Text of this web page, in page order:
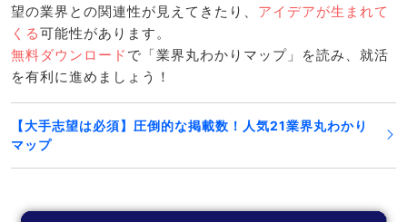
望の業界との関連性が見えてきたり、 アイデアが生まれて
くる可能性があります。
無料ダウンロード で「業界丸わかりマップ」を読み、就活
を有利に進めましょう！
【大手志望は必須】圧倒的な掲載数！人気21業界丸わかり
マップ